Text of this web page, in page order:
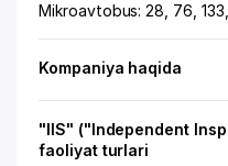
Mikroavtobus: 28, 76,
Kompaniya haqida
"IIS" ("Independent
faoliyat turlari